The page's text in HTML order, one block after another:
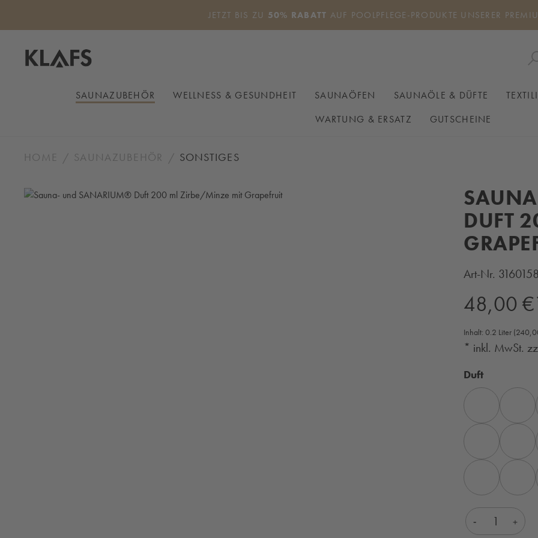
JETZT BIS ZU 50% RABATT AUF POOLPFLEGE-PRODUKTE UNSERER
SAUNAZUBEHÖR WELLNESS & GESUNDHEIT SAUNAÖFEN SAUNAÖLE & DÜFTE
WARTUNG & ERSATZ
GUTSCHEINE
HOME SAUNAZUBEHÖR SONSTIGES
Bildergalerie überspringen
DUFT
Art-Nr.
Regulärer Preis:
48,00
Inhalt: 0.2 Liter
* inkl. MwSt.
Duftauswählen
EISMINZE
BERGKIEFER
RELAX
Produkt